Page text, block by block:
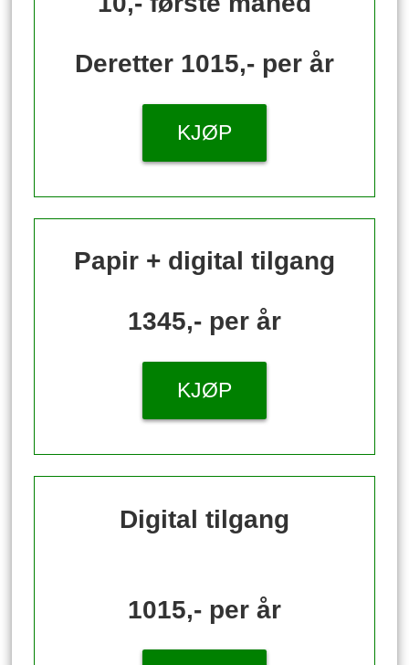
Deretter 1015,- per år
KJØP
Papir + digital tilgang
1345,- per år
KJØP
Digital tilgang
1015,- per år